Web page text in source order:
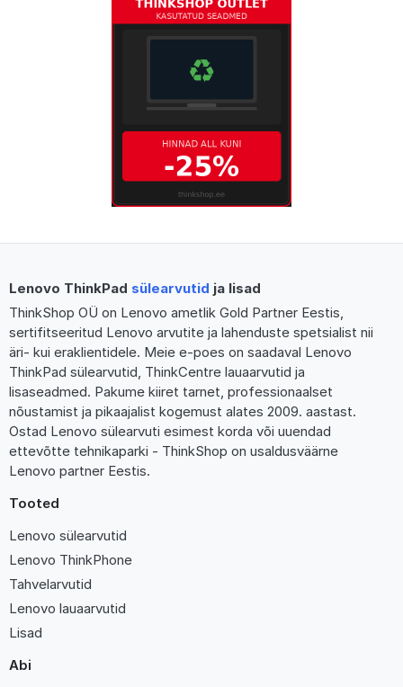
Lenovo ThinkPad sülearvutid ja lisad
ThinkShop OÜ on Lenovo ametlik Gold Partner Eestis,
sertifitseeritud Lenovo arvutite ja lahenduste spetsialist nii
äri- kui eraklientidele. Meie e-poes on saadaval Lenovo
ThinkPad sülearvutid, ThinkCentre lauaarvutid ja
lisaseadmed. Pakume kiiret tarnet, professionaalset
nõustamist ja pikaajalist kogemust alates 2009. aastast.
Ostad Lenovo sülearvuti esimest korda või uuendad
ettevõtte tehnikaparki - ThinkShop on usaldusväärne
Lenovo partner Eestis.
Tooted
Lenovo sülearvutid
Lenovo ThinkPhone
Tahvelarvutid
Lenovo lauaarvutid
Lisad
Abi